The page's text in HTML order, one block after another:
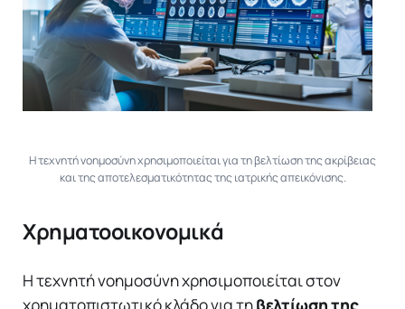
Η τεχνητή νοημοσύνη χρησιμοποιείται για τη βελτίωση της ακρίβειας
και της αποτελεσματικότητας της ιατρικής απεικόνισης.
Χρηματοοικονομικά
Η τεχνητή νοημοσύνη χρησιμοποιείται στον
χρηματοπιστωτικό κλάδο για τηβελτίωση της